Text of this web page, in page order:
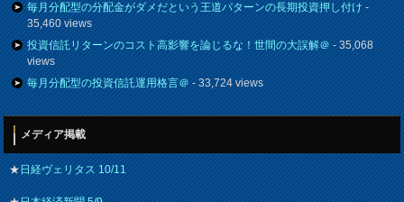
毎月分配型の分配金がダメだという王道パターンの長期投資押し付け-
35,460 views
投資信託リターンのコスト高影響を論じるな！世間の大誤解＠- 35,068
views
毎月分配型の投資信託運用格言＠- 33,724 views
メディア掲載
★日経ヴェリタス 10/11